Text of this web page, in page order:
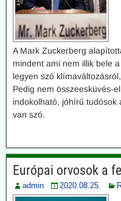
A Mark Zuckerberg
mindent ami nem illik bele
legyen szó
Pedig nem összeesküvés-
indokolható, jóhírű tudósok
van szó.
Európai orvosok a
admin 2020.08.25.